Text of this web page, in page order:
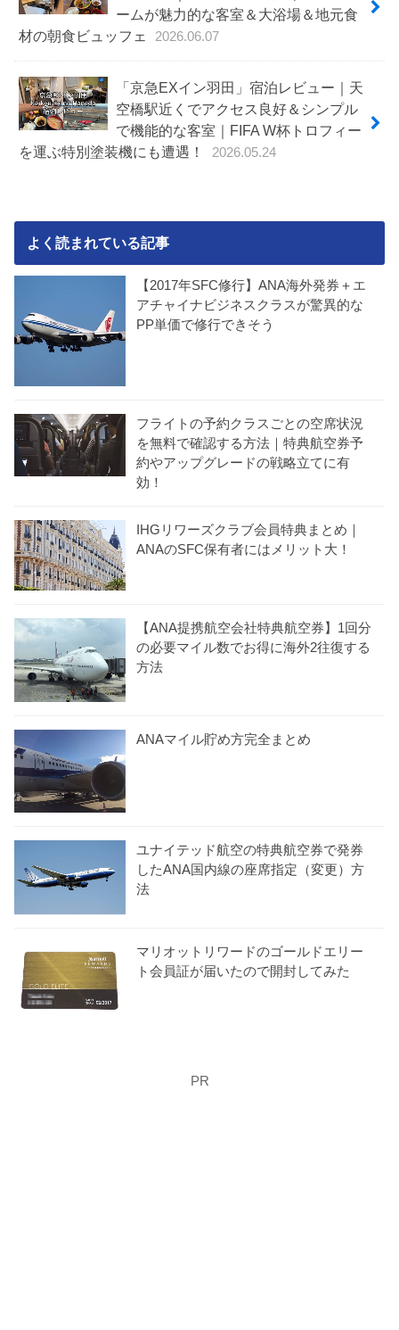
ームが魅力的な客室＆大浴場＆地元食
材の朝食ビュッフェ
2026.06.07
「京急EXイン羽田」宿泊レビュー｜天
空橋駅近くでアクセス良好＆シンプル
で機能的な客室｜FIFA W杯トロフィー
を運ぶ特別塗装機にも遭遇！
2026.05.24
よく読まれている記事
【2017年SFC修行】ANA海外発券＋エ
アチャイナビジネスクラスが驚異的な
PP単価で修行できそう
フライトの予約クラスごとの空席状況
を無料で確認する方法｜特典航空券予
約やアップグレードの戦略立てに有
効！
IHGリワーズクラブ会員特典まとめ｜
ANAのSFC保有者にはメリット大！
【ANA提携航空会社特典航空券】1回分
の必要マイル数でお得に海外2往復する
方法
ANAマイル貯め方完全まとめ
ユナイテッド航空の特典航空券で発券
したANA国内線の座席指定（変更）方
法
マリオットリワードのゴールドエリー
ト会員証が届いたので開封してみた
PR